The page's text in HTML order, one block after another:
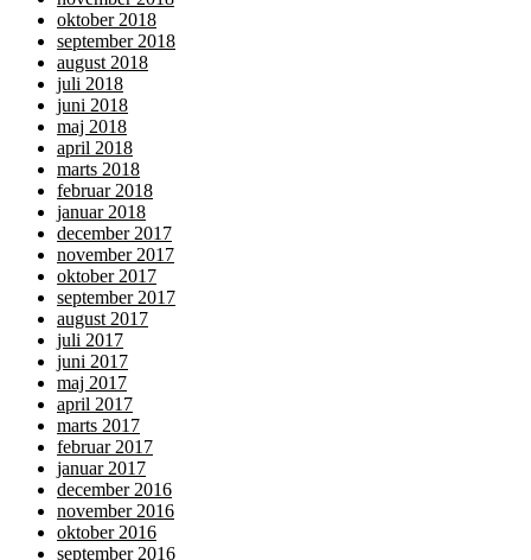
oktober 2018
september 2018
august 2018
juli 2018
juni 2018
maj 2018
april 2018
marts 2018
februar 2018
januar 2018
december 2017
november 2017
oktober 2017
september 2017
august 2017
juli 2017
juni 2017
maj 2017
april 2017
marts 2017
februar 2017
januar 2017
december 2016
november 2016
oktober 2016
september 2016